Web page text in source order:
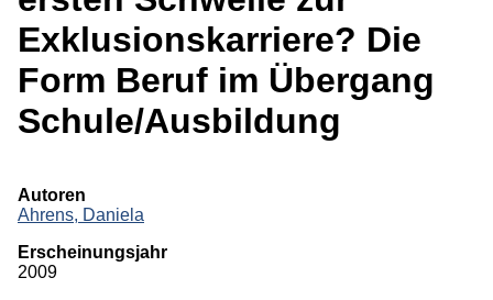
Projekte
Publikationen
Überblick
Herausgeberschaften
Exklusionskarriere? Die
Form Beruf im Übergang
Schule/Ausbildung
Autoren
Ahrens, Daniela
Erscheinungsjahr
2009